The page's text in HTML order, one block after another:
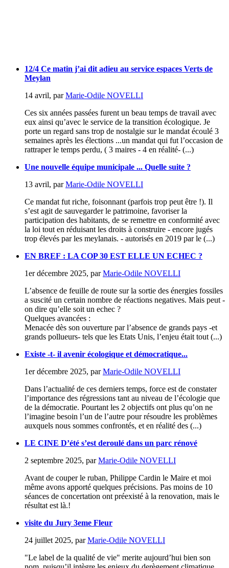
12/4 Ce matin j’ai dit adieu au service espaces Verts de
Meylan
14 avril, parMarie-Odile NOVELLI
Ces six années passées furent un beau temps de travail avec
eux ainsi qu’avec le service de la transition écologique. Je
porte un regard sans trop de nostalgie sur le mandat écoulé 3
semaines après les élections ...un mandat qui fut l’occasion de
rattraper le temps perdu, ( 3 maires - 4 en réalité- (...)
Une nouvelle équipe municipale ... Quelle suite ?
13 avril, parMarie-Odile NOVELLI
Ce mandat fut riche, foisonnant (parfois trop peut être !). Il
s’est agit de sauvegarder le patrimoine, favoriser la
participation des habitants, de se remettre en conformité avec
la loi tout en réduisant les droits à construire - encore jugés
trop élevés par les meylanais. - autorisés en 2019 par le (...)
EN BREF : LA COP 30 EST ELLE UN ECHEC ?
1er décembre 2025, parMarie-Odile NOVELLI
L’absence de feuille de route sur la sortie des énergies fossiles
a suscité un certain nombre de réactions negatives. Mais peut -
on dire qu’elle soit un echec ?
Quelques avancées :
Menacée dès son ouverture par l’absence de grands pays -et
grands pollueurs- tels que les Etats Unis, l’enjeu était tout (...)
Existe -t- il avenir écologique et démocratique...
1er décembre 2025, parMarie-Odile NOVELLI
Dans l’actualité de ces derniers temps, force est de constater
l’importance des régressions tant au niveau de l’écologie que
de la démocratie. Pourtant les 2 objectifs ont plus qu’on ne
l’imagine besoin l’un de l’autre pour résoudre les problèmes
auxquels nous sommes confrontés, et en réalité des (...)
LE CINE D’été s’est deroulé dans un parc rénové
2 septembre 2025, parMarie-Odile NOVELLI
Avant de couper le ruban, Philippe Cardin le Maire et moi
même avons apporté quelques précisions. Pas moins de 10
séances de concertation ont préexisté à la renovation, mais le
résultat est là.!
visite du Jury 3eme Fleur
24 juillet 2025, parMarie-Odile NOVELLI
"Le label de la qualité de vie" merite aujourd’hui bien son